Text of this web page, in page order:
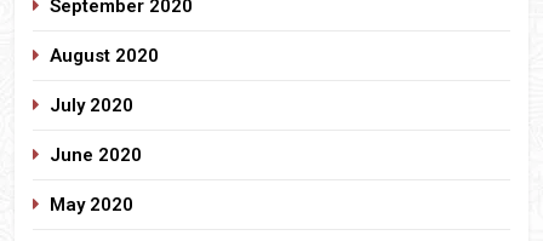
September 2020
August 2020
July 2020
June 2020
May 2020